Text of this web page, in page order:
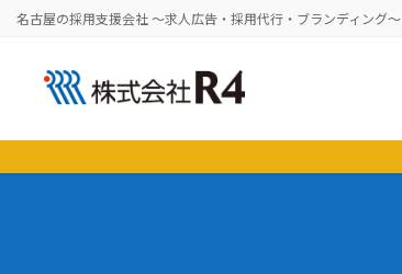
に
移
ョ
ン
名古屋の採用支援会社 ～求人広告・採用代行・ブランディング～